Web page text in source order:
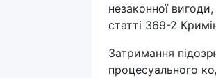
незаконної
статті 369-2
Затримання
процесуального